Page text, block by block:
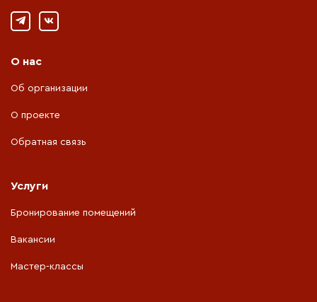
О нас
Об организации
О проекте
Обратная связь
Услуги
Бронирование помещений
Вакансии
Мастер-классы